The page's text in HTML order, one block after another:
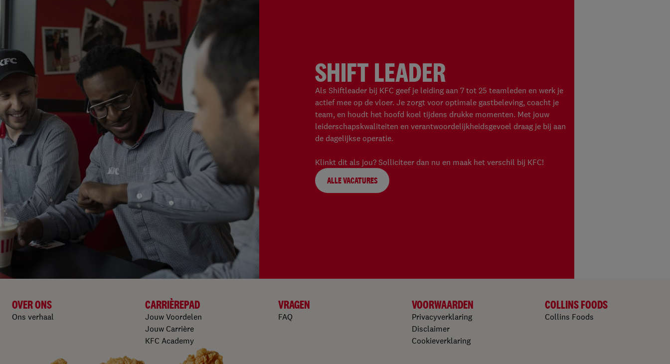
SHIFT LEADER
Als Shiftleader bij KFC geef je leiding aan 7 tot 25 teamleden en werk je
actief mee op de vloer. Je zorgt voor optimale gastbeleving, coacht je
team, en houdt het hoofd koel tijdens drukke momenten. Met jouw
leiderschapskwaliteiten en verantwoordelijkheidsgevoel draag je bij aan
de dagelijkse operatie.
Klinkt dit als jou? Solliciteer dan nu en maak het verschil bij KFC!
ALLE VACATURES
OVER ONS
Ons verhaal
CARRIÈREPAD
Jouw Voordelen
Jouw Carrière
KFC Academy
VRAGEN
FAQ
VOORWAARDEN
Privacyverklaring
Disclaimer
Cookieverklaring
COLLINS FOODS
Collins Foods